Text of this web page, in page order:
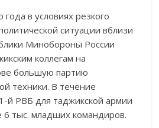
в условиях резкого
ситуации вблизи
Минобороны России
коллегам на
большую партию
техники. В течение
й РВБ для таджикской армии
6 тыс. младших командиров.